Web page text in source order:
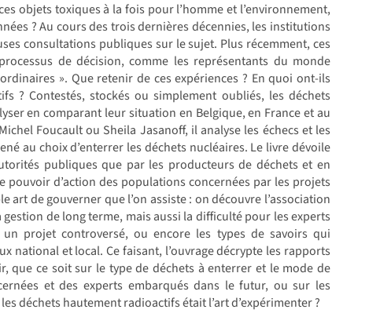
objets toxiques à la fois pour l’homme et l’environnement,
? Au cours des trois dernières décennies, les institutions
consultations publiques sur le sujet. Plus récemment, ces
de décision, comme les représentants du monde
». Que retenir de ces expériences ? En quoi ont-ils
? Contestés, stockés ou simplement oubliés, les déchets
en comparant leur situation en Belgique, en France et au
Foucault ou Sheila Jasanoff, il analyse les échecs et les
au choix d’enterrer les déchets nucléaires. Le livre dévoile
publiques que par les producteurs de déchets et en
d’action des populations concernées par les projets
art de gouverner que l’on assiste : on découvre l’association
de long terme, mais aussi la difficulté pour les experts
projet controversé, ou encore les types de savoirs qui
national et local. Ce faisant, l’ouvrage décrypte les rapports
que ce soit sur le type de déchets à enterrer et le mode de
et des experts embarqués dans le futur, ou sur les
déchets hautement radioactifs était l’art d’expérimenter ?